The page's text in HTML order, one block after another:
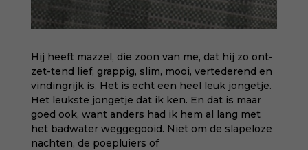
Hij heeft mazzel, die zoon van me, dat hij zo ont-
zet-tend lief, grappig, slim, mooi, vertederend en
vindingrijk is. Het is echt een heel leuk jongetje.
Het leukste jongetje dat ik ken. En dat is maar
goed ook, want anders had ik hem al lang met
het badwater weggegooid. Niet om de slapeloze
nachten, de poepluiers of